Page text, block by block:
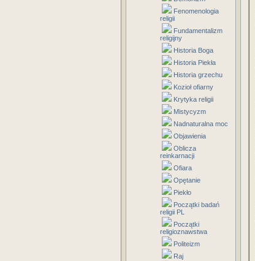
Fenomenologia
religii
Fundamentalizm
religijny
Historia Boga
Historia Piekła
Historia grzechu
Kozioł ofiarny
Krytyka religii
Mistycyzm
Nadnaturalna moc
Objawienia
Oblicza
reinkarnacji
Ofiara
Opętanie
Piekło
Początki badań
religii PL
Początki
religioznawstwa
Politeizm
Raj